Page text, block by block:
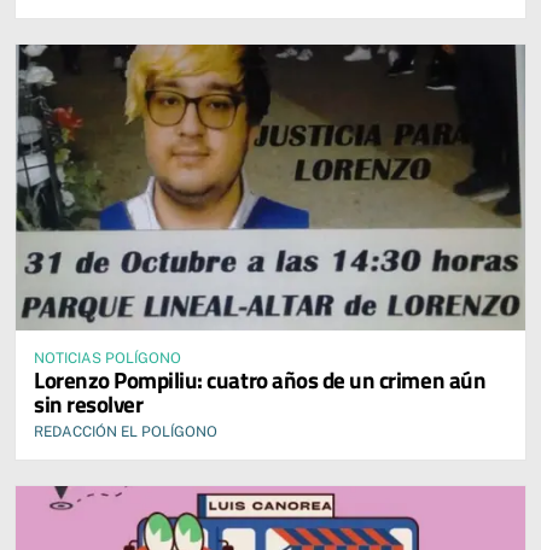
NOTICIAS POLÍGONO
Lorenzo Pompiliu: cuatro años de un crimen aún
sin resolver
REDACCIÓN EL POLÍGONO